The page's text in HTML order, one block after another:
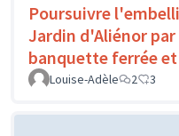
Poursuivre
Jardin d'Aliénor
banquette ferrée et
Louise-Adèle 2 3